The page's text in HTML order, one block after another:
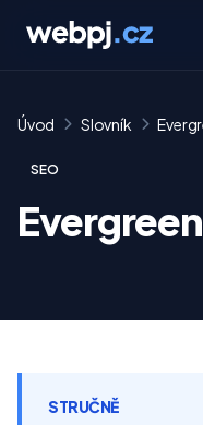
Úvod Slovník
SEO
STRUČNĚ